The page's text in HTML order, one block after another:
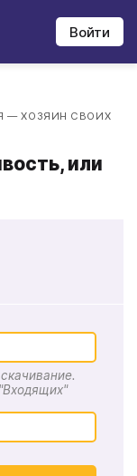
Войти
― ХОЗЯИН СВОИХ
или